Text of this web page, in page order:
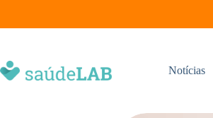
Notícias